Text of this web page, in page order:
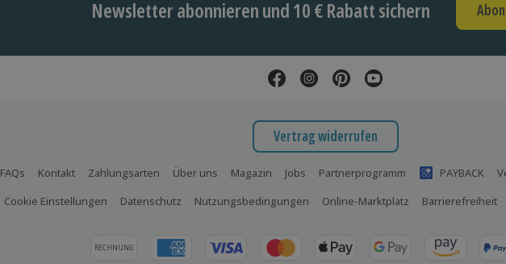
Newsletter abonnieren und 10 € Rabatt sichern
Vertrag widerrufen
FAQs Kontakt Zahlungsarten Über uns Magazin Jobs Partnerprogramm PAYBACK
Cookie Einstellungen Datenschutz Nutzungsbedingungen Online-Marktplatz Barrierefreiheit
RECHNUNG